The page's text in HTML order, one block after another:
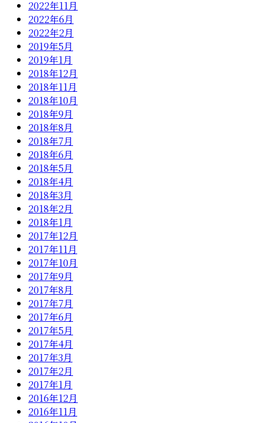
2022年11月
2022年6月
2022年2月
2019年5月
2019年1月
2018年12月
2018年11月
2018年10月
2018年9月
2018年8月
2018年7月
2018年6月
2018年5月
2018年4月
2018年3月
2018年2月
2018年1月
2017年12月
2017年11月
2017年10月
2017年9月
2017年8月
2017年7月
2017年6月
2017年5月
2017年4月
2017年3月
2017年2月
2017年1月
2016年12月
2016年11月